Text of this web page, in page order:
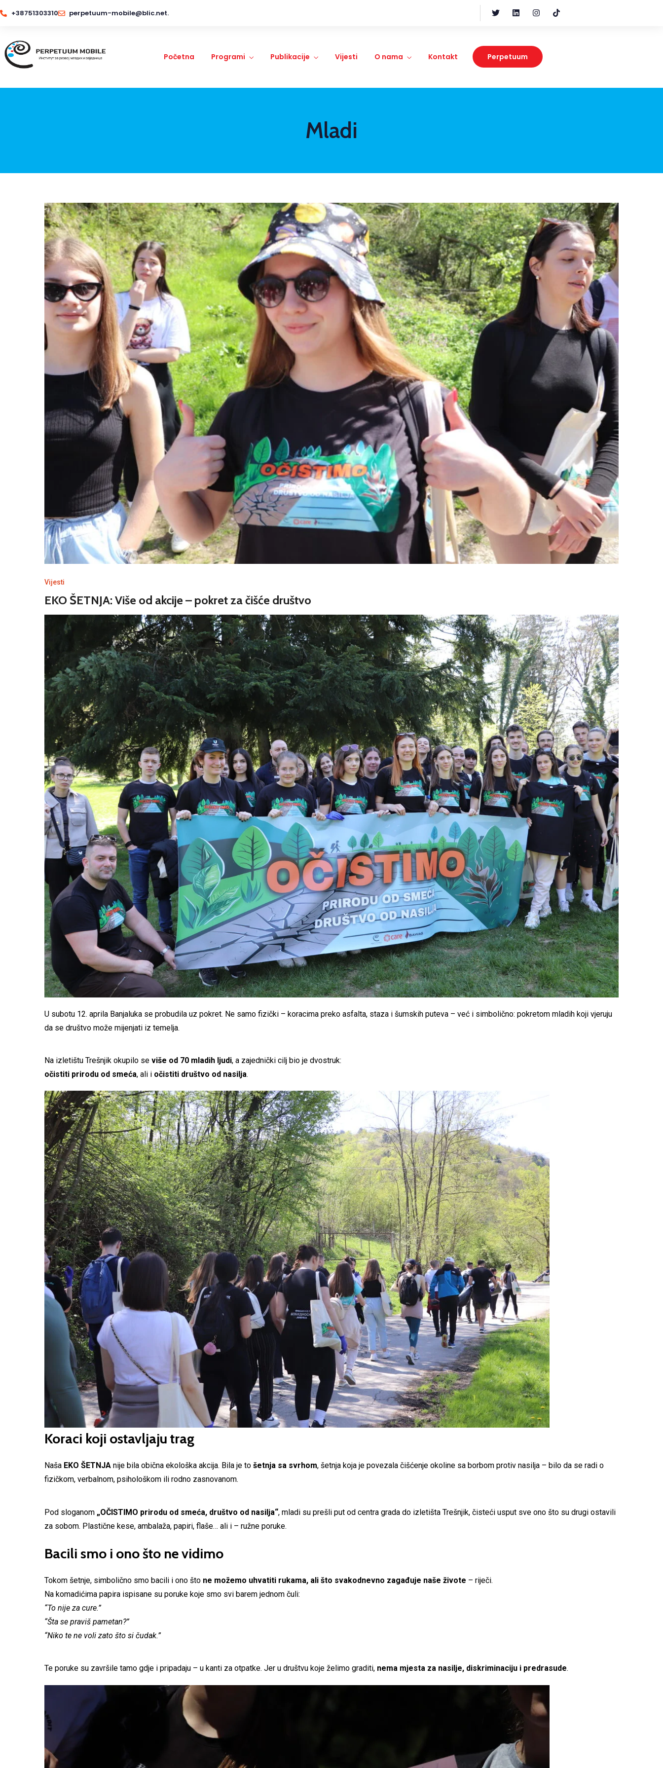
+38751303310 perpetuum-mobile@blic.net.
Početna Programi Publikacije Vijesti O nama Kontakt Perpetuum
Mladi
Vijesti
EKO ŠETNJA: Više od akcije – pokret za čišće društvo
U subotu 12. aprila Banjaluka se probudila uz pokret. Ne samo fizički – koracima preko asfalta, staza i šumskih puteva – već i simbolično: pokretom mladih koji vjeruju
da se društvo može mijenjati iz temelja.
Na izletištu Trešnjik okupilo se više od 70 mladih ljudi, a zajednički cilj bio je dvostruk:
očistiti prirodu od smeća, ali i očistiti društvo od nasilja.
Koraci koji ostavljaju trag
Naša EKO ŠETNJA nije bila obična ekološka akcija. Bila je to šetnja sa svrhom, šetnja koja je povezala čišćenje okoline sa borbom protiv nasilja – bilo da se radi o
fizičkom, verbalnom, psihološkom ili rodno zasnovanom.
Pod sloganom „OČISTIMO prirodu od smeća, društvo od nasilja“, mladi su prešli put od centra grada do izletišta Trešnjik, čisteći usput sve ono što su drugi ostavili
za sobom. Plastične kese, ambalaža, papiri, flaše… ali i – ružne poruke.
Bacili smo i ono što ne vidimo
Tokom šetnje, simbolično smo bacili i ono što ne možemo uhvatiti rukama, ali što svakodnevno zagađuje naše živote – riječi.
Na komadićima papira ispisane su poruke koje smo svi barem jednom čuli:
“To nije za cure.”
“Šta se praviš pametan?”
“Niko te ne voli zato što si čudak.”
Te poruke su završile tamo gdje i pripadaju – u kanti za otpatke. Jer u društvu koje želimo graditi, nema mjesta za nasilje, diskriminaciju i predrasude.